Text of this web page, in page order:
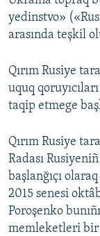
yedinstvo»
arasında teşkil
Qırım Rusiye
uquq
taqip etmege
Qırım Rusiye
Radası
başlanğıçı
2015 senesi
Poroşenko
memleketleri bir